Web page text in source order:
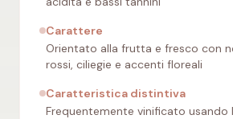
Carattere
Orientato alla frutta e fresco con
rossi, ciliegie e accenti floreali
Caratteristica distintiva
Frequentemente vinificato usando